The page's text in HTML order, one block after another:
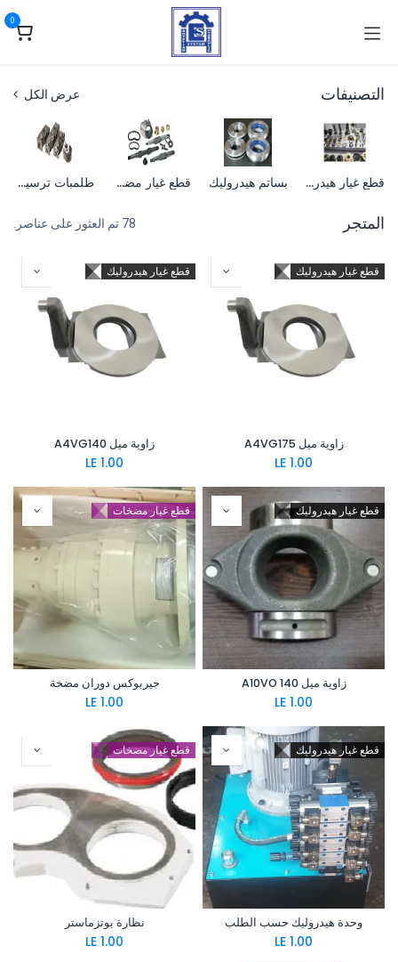
0
التصنيفات عرض الكل
قطع غيار هيدروليك بساتم هيدروليك قطع غيار مضخات طلمبات ترسية زهر
المتجر 78 تم العثور على عناصر.
قطع غيار هيدروليك
زاوية ميل A4VG175
1.00
قطع غيار هيدروليك
زاوية ميل A4VG140
1.00
قطع غيار هيدروليك
زاوية ميل A10VO 140
1.00
قطع غيار مضخات
جيربوكس دوران مضخة
1.00
قطع غيار هيدروليك
وحدة هيدروليك حسب الطلب
1.00
قطع غيار مضخات
نظارة بوتزماستر
1.00